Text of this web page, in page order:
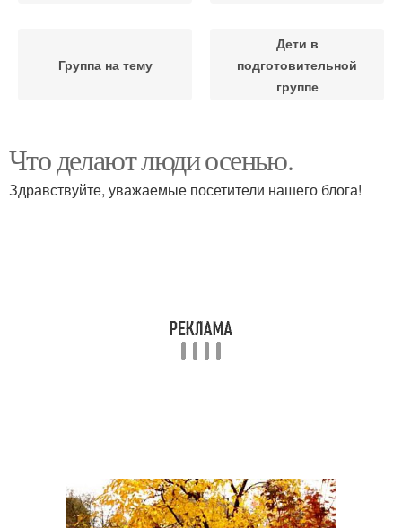
Группа на тему
Дети в
подготовительной
группе
Что делают люди осенью.
Здравствуйте, уважаемые посетители нашего блога!